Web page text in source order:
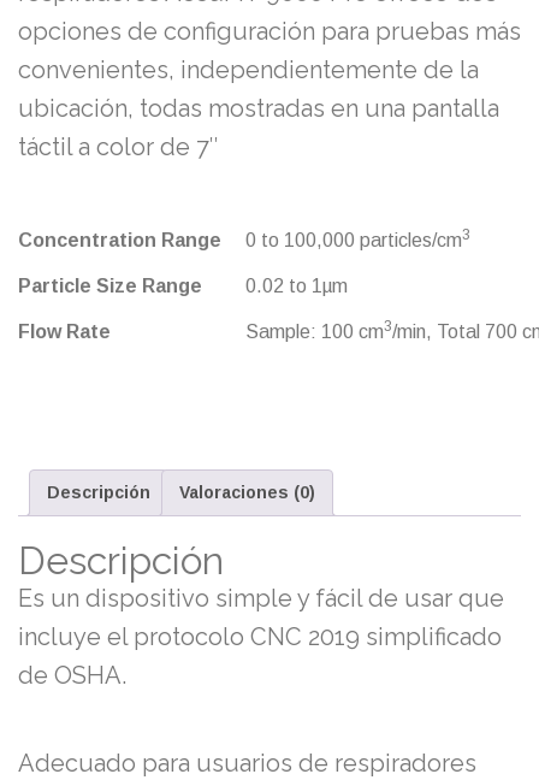
opciones de configuración para pruebas más
convenientes, independientemente de la
ubicación, todas mostradas en una pantalla
táctil a color de 7″
Concentration Range 0 to 100,000 particles/cm3
Particle Size Range 0.02 to 1µm
Flow Rate Sample: 100 cm3/min, Total 700
Descripción Valoraciones (0)
Descripción
Es un dispositivo simple y fácil de usar que
incluye el protocolo CNC 2019 simplificado
de OSHA.
Adecuado para usuarios de respiradores